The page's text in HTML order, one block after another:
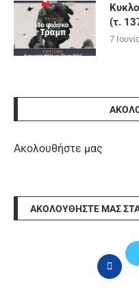
(τ.
7
Ακολουθήστε μας
ΑΚΟΛΟΥΘΉΣΤΕ ΜΑΣ